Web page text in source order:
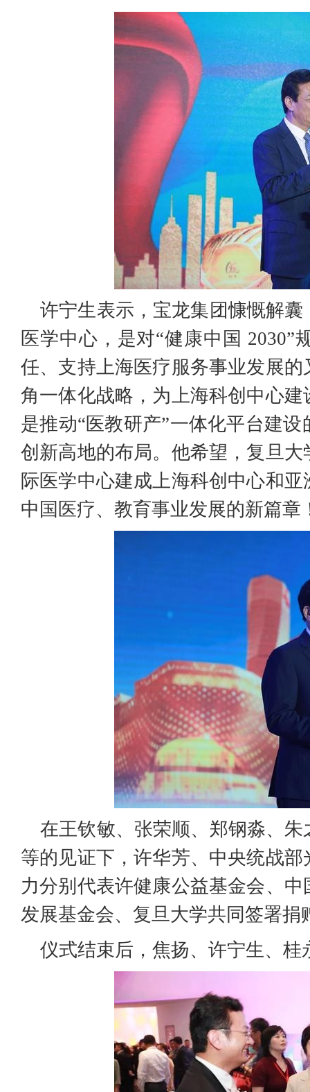
许宁生表示，宝龙集团慷慨解
医学中心，是对“健康中国
任、支持上海医疗服务事业发展
角一体化战略，为上海科创中心
是推动“医教研产”一体化平台建
创新高地的布局。他希望，复旦
际医学中心建成上海科创中心和
中国医疗、教育事业发展的新篇章
在王钦敏、张荣顺、郑钢淼、
等的见证下，许华芳、中央统战
力分别代表许健康公益基金会、
发展基金会、复旦大学共同签署捐
仪式结束后，焦扬、许宁生、